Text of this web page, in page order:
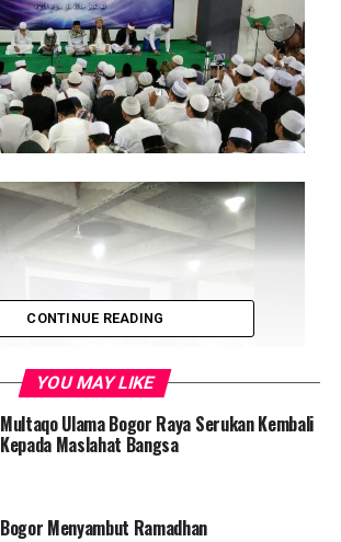
CONTINUE READING
YOU MAY LIKE
Multaqo Ulama Bogor Raya Serukan Kembali
Kepada Maslahat Bangsa
Bogor Menyambut Ramadhan